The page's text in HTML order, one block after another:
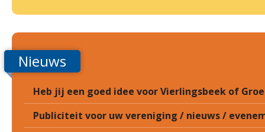
Nieuws
Heb jij een goed idee voor Vierlingsbeek of
Publiciteit voor uw vereniging / nieuws /